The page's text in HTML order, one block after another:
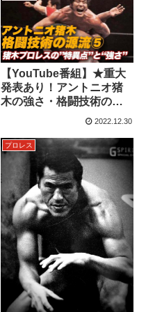
【YouTube番組】★重大
発表あり！アントニオ猪
木の強さ・格闘技術の源
流⑤ 猪木プロレスの”特異
2022.12.30
プロレス